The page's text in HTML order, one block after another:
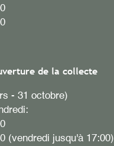
de la collecte
- 31 octobre)
(vendredi jusqu'à 17:00)